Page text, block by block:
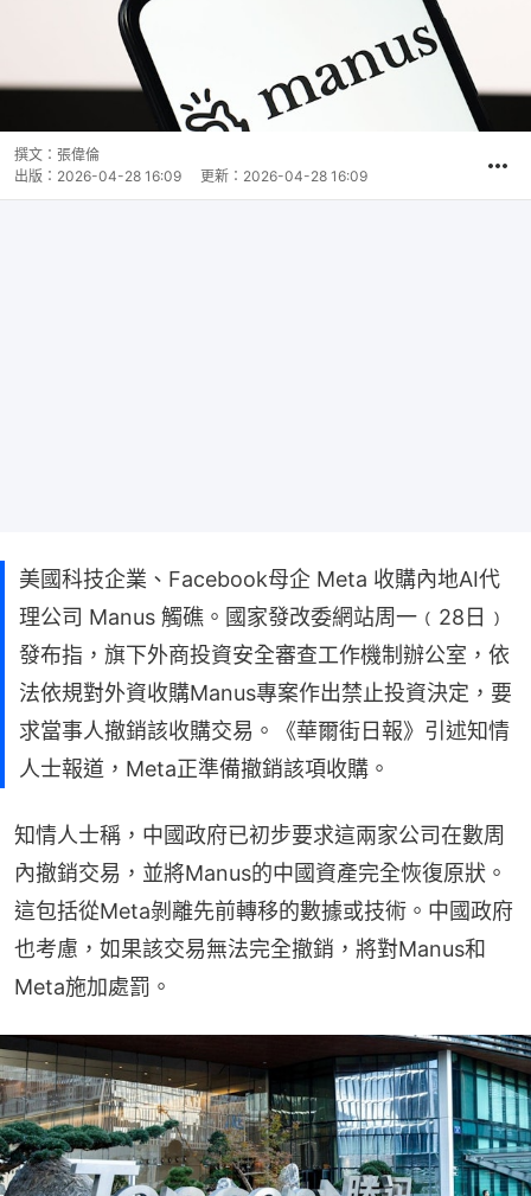
撰文： 張偉倫
出版： 2026-04-28 16:09 更新： 2026-04-28 16:09
美國科技企業、Facebook母企 Meta 收購內地AI代
理公司 Manus 觸礁。國家發改委網站周一﹙28日﹚
發布指，旗下外商投資安全審查工作機制辦公室，依
法依規對外資收購Manus專案作出禁止投資決定，要
求當事人撤銷該收購交易。《華爾街日報》引述知情
人士報道，Meta正準備撤銷該項收購。
知情人士稱，中國政府已初步要求這兩家公司在數周
內撤銷交易，並將Manus的中國資產完全恢復原狀。
這包括從Meta剝離先前轉移的數據或技術。中國政府
也考慮，如果該交易無法完全撤銷，將對Manus和
Meta施加處罰。